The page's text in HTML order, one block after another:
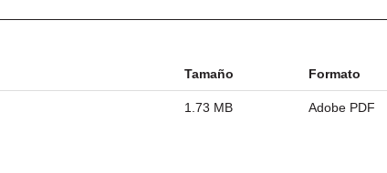
Tamaño Formato
1.73 MB Adobe PDF